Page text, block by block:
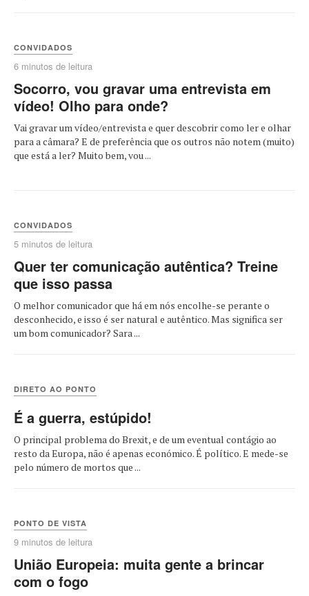
CONVIDADOS
6 minutos de leitura
Socorro, vou gravar uma entrevista em
vídeo! Olho para onde?
Vai gravar um vídeo/entrevista e quer descobrir como ler e olhar
para a câmara? E de preferência que os outros não notem (muito)
que está a ler? Muito bem, vou ...
CONVIDADOS
5 minutos de leitura
Quer ter comunicação autêntica? Treine
que isso passa
O melhor comunicador que há em nós encolhe-se perante o
desconhecido, e isso é ser natural e autêntico. Mas significa ser
um bom comunicador? Sara ...
DIRETO AO PONTO
É a guerra, estúpido!
O principal problema do Brexit, e de um eventual contágio ao
resto da Europa, não é apenas económico. É político. E mede-se
pelo número de mortos que ...
PONTO DE VISTA
9 minutos de leitura
União Europeia: muita gente a brincar
com o fogo